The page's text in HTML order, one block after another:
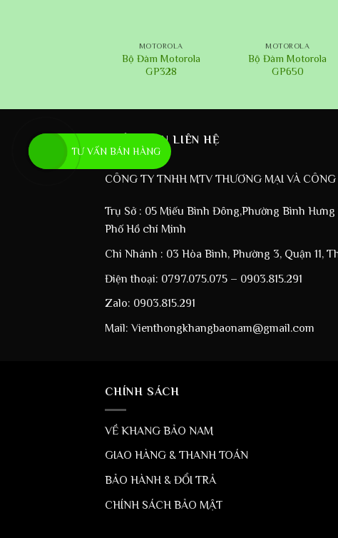
MOTOROLA
Bộ Đàm Motorola
GP328
MOTOROLA
Bộ Đàm Motorola
GP650
THÔNG TIN LIÊN HỆ
CÔNG TY TNHH MTV THƯƠNG MẠI VÀ
Trụ Sở : 05 Miếu Bình Đông,Phường Bình Hưng
Phố Hồ chí Minh
Chi Nhánh : 03 Hòa Bình, Phường 3, Quận 11,
Điện thoại: 0797.075.075 – 0903.815.291
Zalo: 0903.815.291
Mail: Vienthongkhangbaonam@gmail.com
CHÍNH SÁCH
VỀ KHANG BẢO NAM
GIAO HÀNG & THANH TOÁN
BẢO HÀNH & ĐỔI TRẢ
CHÍNH SÁCH BẢO MẬT
TƯ VẤN BÁN HÀNG